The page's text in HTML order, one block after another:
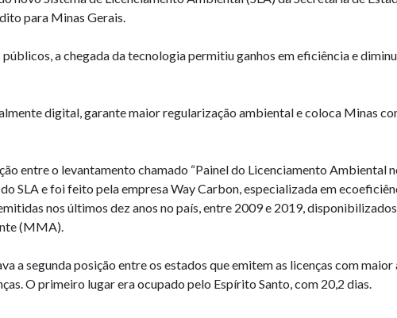
para Minas Gerais.
a chegada da tecnologia permitiu ganhos em eficiência e
digital, garante maior regularização ambiental e coloca Minas
entre o levantamento chamado “Painel do Licenciamento Ambiental
SLA e foi feito pela empresa Way Carbon, especializada em
nos últimos dez anos no país, entre 2009 e 2019,
(MMA).
a segunda posição entre os estados que emitem as licenças com
O primeiro lugar era ocupado pelo Espírito Santo, com 20,2 dias.